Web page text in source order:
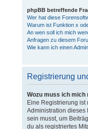
phpBB betreffende
Wer hat diese
Warum ist Funktion x
An wen soll ich mich
Anfragen zu diesem
Wie kann ich einen
Registrierung
Wozu muss ich
Eine Registrierung
Administration dieses
sein musst, um
du als registriertes